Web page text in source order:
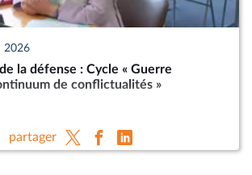
2026
la défense : Cycle « Guerre
de conflictualités »
partager